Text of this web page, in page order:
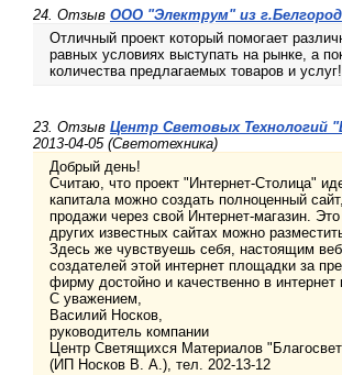
24. Отзыв ООО "Электрум" из г.Белгород
Отличный проект который помогает
равных условиях выступать на рынке, а
количества предлагаемых товаров и услуг!
23. Отзыв Центр Световых Технологий
2013-04-05 (Светотехника)
Добрый день!
Считаю, что проект "Интернет-Столица"
капитала можно создать полноценный
продажи через свой Интернет-магазин.
других известных сайтах можно
Здесь же чувствуешь себя, настоящим
создателей этой интернет площадки за
фирму достойно и качественно в
С уважением,
Василий Носков,
руководитель компании
Центр Светящихся Материалов
(ИП Носков В. А.), тел. 202-13-12